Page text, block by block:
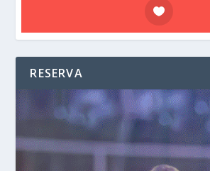
RESERVA